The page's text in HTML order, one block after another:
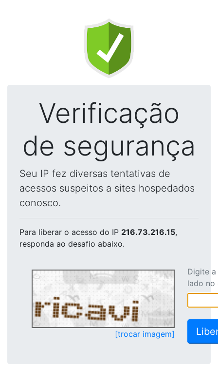
Verificação
de segurança
Seu IP fez diversas tentativas de
acessos suspeitos a sites hospedados
conosco.
Para liberar o acesso do IP 216.73.216.15,
responda ao desafio abaixo.
[trocar imagem]
Digite
lado no